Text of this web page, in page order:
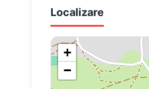
Localizare
+
−